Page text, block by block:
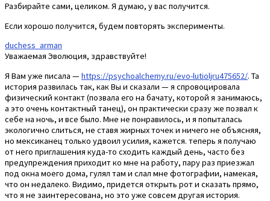
Разбирайте сами, целиком. Я думаю, у вас получится.
Если хорошо получится, будем повторять эксперименты.
duchess_arman
Уважаемая Эволюция, здравствуйте!
Я Вам уже писала — https://psychoalchemy.ru/evo-lutioljru475652/. Та
история развилась так, как Вы и сказали — я спровоцировала
физический контакт (позвала его на бачату, которой я занимаюсь,
а это очень контактный танец), он практически сразу же позвал к
себе на ночь, и все было. Мне не понравилось, и я попыталась
экологично слиться, не ставя жирных точек и ничего не объясняя,
но мексиканец только удвоил усилия, кажется. теперь я получаю
от него приглашения куда-то сходить каждый день, часто без
предупреждения приходит ко мне на работу, пару раз приезжал
под окна моего дома, гулял там и слал мне фотографии, намекая,
что он недалеко. Видимо, придется открыть рот и сказать прямо,
что я не заинтересована, но это уже совсем другая история.